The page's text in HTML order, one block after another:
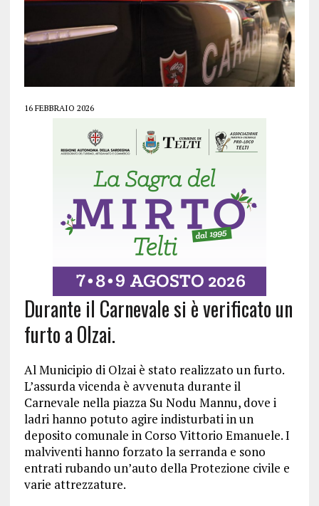
16 FEBBRAIO 2026
Durante il Carnevale si è verificato un
furto a Olzai.
Al Municipio di Olzai è stato realizzato un furto.
L’assurda vicenda è avvenuta durante il
Carnevale nella piazza Su Nodu Mannu, dove i
ladri hanno potuto agire indisturbati in un
deposito comunale in Corso Vittorio Emanuele. I
malviventi hanno forzato la serranda e sono
entrati rubando un’auto della Protezione civile e
varie attrezzature.